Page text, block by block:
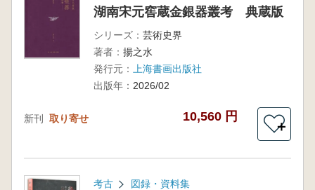
湖南宋元窖蔵金銀器叢考 典蔵版
シリーズ： 芸術史界
著者： 揚之水
発行元：
上海書画出版社
出版年： 2026/02
新刊 取り寄せ 10,560 円
＋
考古 図録・資料集